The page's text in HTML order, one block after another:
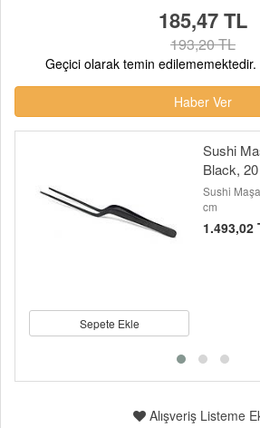
185,47 TL
193,20 TL
Geçici olarak temin
Haber Ver
Sepete Ekle
Sushi
Black,
Sushi
cm
1.493,02
Alışveriş Listeme